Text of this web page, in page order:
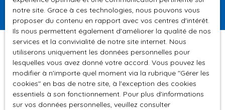
Rechercher
Pertinence
Trier par Créer une alerte
notre site. Grace à ces technologies, nous pouvons vous
proposer du contenu en rapport avec vos centres d'intérêt.
Ils nous permettent également d'améliorer la qualité de nos
services et la convivialité de notre site internet. Nous
utiliserons uniquement les données personnelles pour
lesquelles vous avez donné votre accord. Vous pouvez les
modifier à n'importe quel moment via la rubrique ″Gérer les
cookies″ en bas de notre site, à l'exception des cookies
essentiels à son fonctionnement. Pour plus d'informations
sur vos données personnelles, veuillez consulter